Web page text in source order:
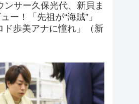
ンサー久保光代、新貝ま
ー！「先祖が“海賊”」
ド歩美アナに憧れ」（新